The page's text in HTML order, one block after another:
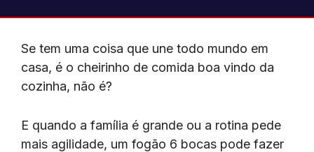
Se tem uma coisa que une todo mundo em
casa, é o cheirinho de comida boa vindo da
cozinha, não é?
E quando a família é grande ou a rotina pede
mais agilidade, um fogão 6 bocas pode fazer